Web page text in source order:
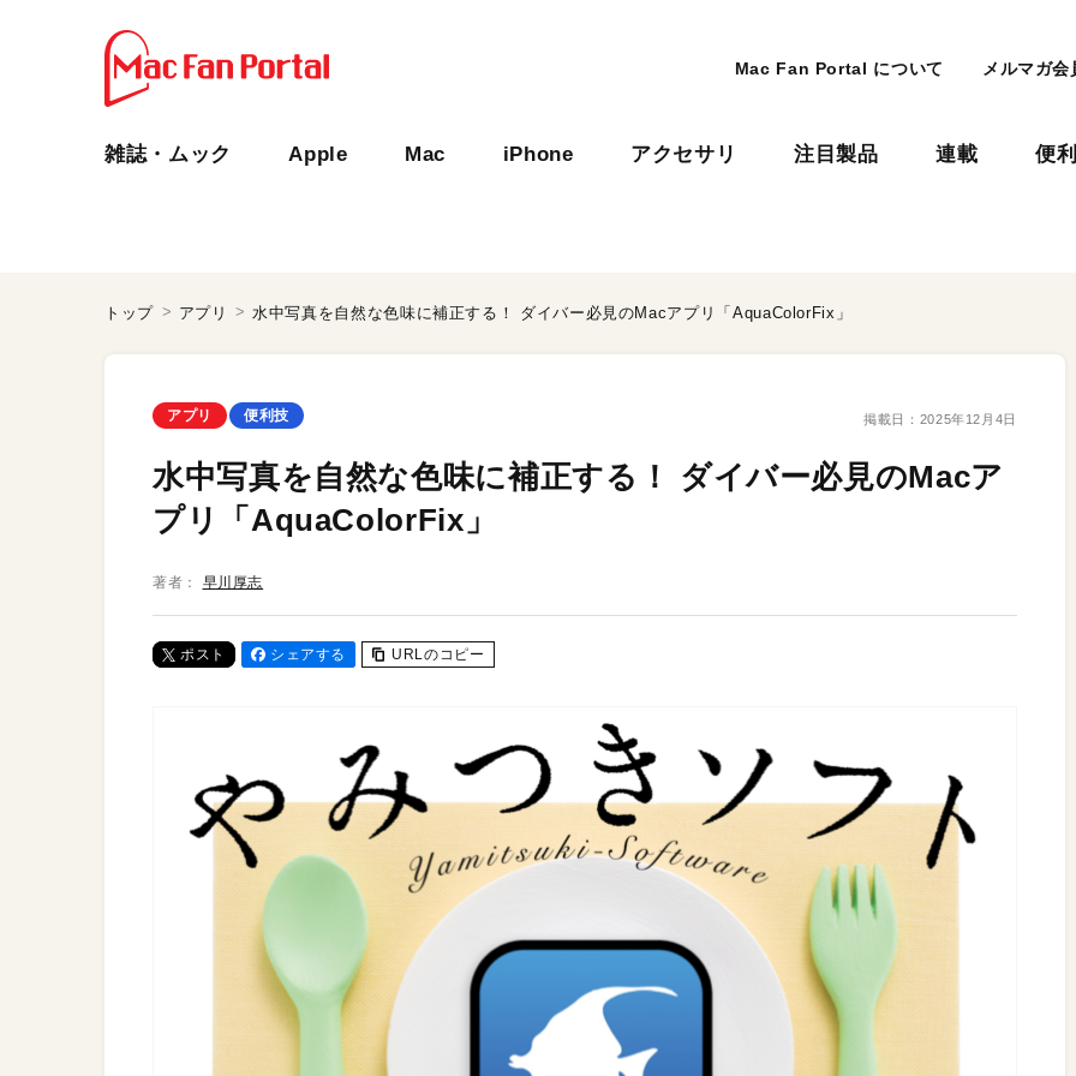
Mac Fan Portal について メルマガ会
雑誌・ムック Apple Mac iPhone アクセサリ 注目製品 連載 便
トップ アプリ 水中写真を自然な色味に補正する！ ダイバー必見のMacアプリ「AquaColorFix」
アプリ 便利技 掲載日： 2025年12月4日
水中写真を自然な色味に補正する！ ダイバー必見のMacア
プリ「AquaColorFix」
著者： 早川厚志
ポスト シェアする URLのコピー